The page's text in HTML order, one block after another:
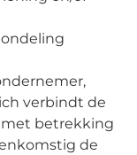
verbindt de
met betrekking
de